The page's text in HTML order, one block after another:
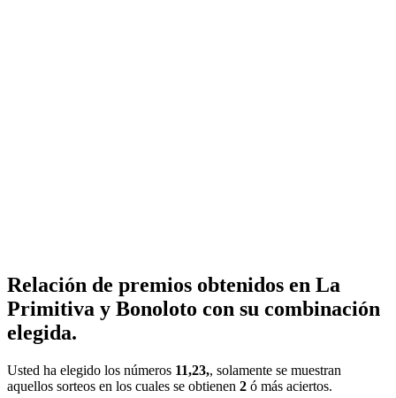
Relación de premios obtenidos en La
Primitiva y Bonoloto con su combinación
elegida.
Usted ha elegido los números 11,23,, solamente se muestran
aquellos sorteos en los cuales se obtienen 2 ó más aciertos.